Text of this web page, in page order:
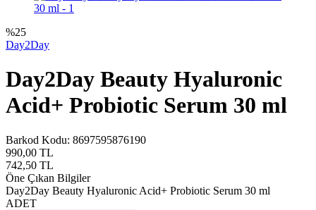
%25
Day2Day
Day2Day Beauty Hyaluronic
Acid+ Probiotic Serum 30 ml
Barkod Kodu: 8697595876190
990,00 TL
742,50 TL
Öne Çıkan Bilgiler
Day2Day Beauty Hyaluronic Acid+ Probiotic Serum 30 ml
ADET